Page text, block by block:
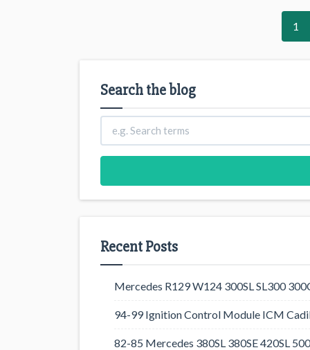
1
Search the blog
Recent Posts
Mercedes R129 W124 300SL SL300
94-99 Ignition Control Module ICM
82-85 Mercedes 380SL 380SE 420SL